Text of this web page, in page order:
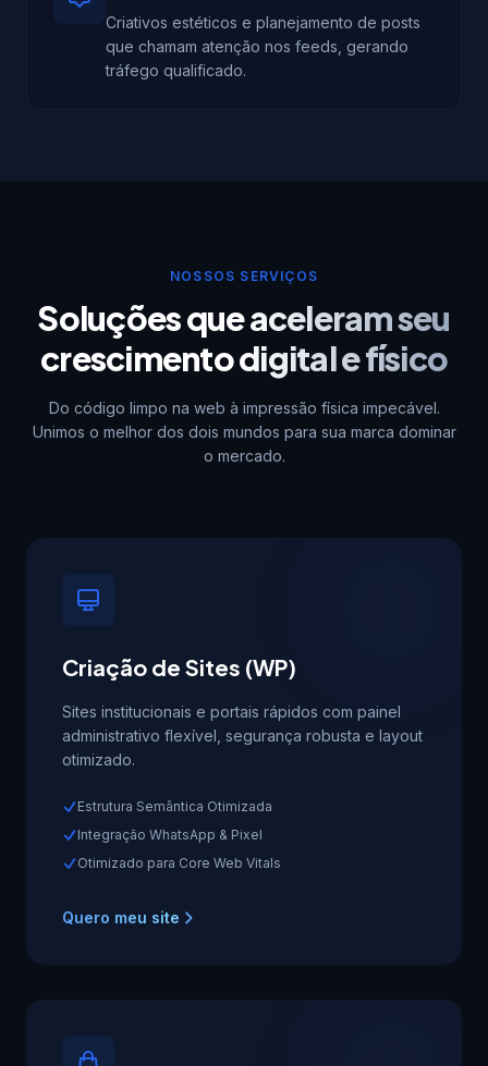
Criativos estéticos e planejamento de posts
que chamam atenção nos feeds, gerando
tráfego qualificado.
NOSSOS SERVIÇOS
Soluções que aceleram seu
crescimento digital e físico
Do código limpo na web à impressão física impecável.
Unimos o melhor dos dois mundos para sua marca dominar
o mercado.
Criação de Sites (WP)
Sites institucionais e portais rápidos com painel
administrativo flexível, segurança robusta e layout
otimizado.
Estrutura Semântica Otimizada
Integração WhatsApp & Pixel
Otimizado para Core Web Vitals
Quero meu site